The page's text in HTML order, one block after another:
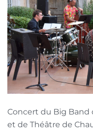
Concert du Big Band
et de Théâtre de